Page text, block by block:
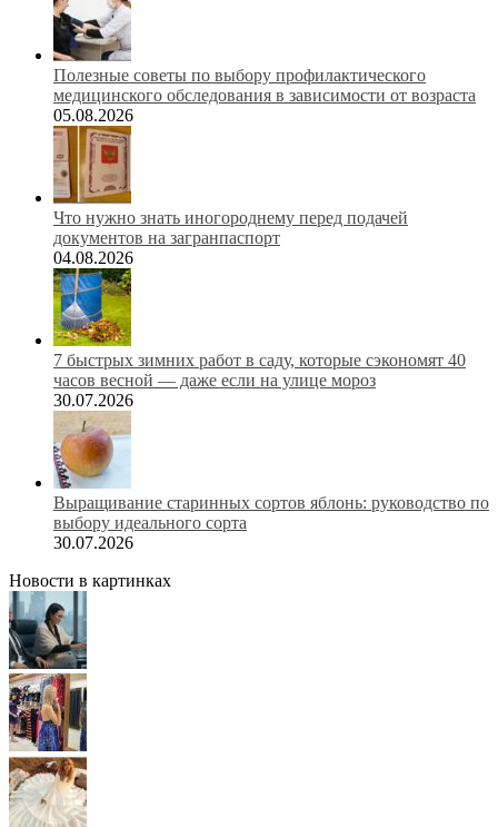
Полезные советы по выбору профилактического
медицинского обследования в зависимости от возраста
05.08.2026
Что нужно знать иногороднему перед подачей
документов на загранпаспорт
04.08.2026
7 быстрых зимних работ в саду, которые сэкономят 40
часов весной — даже если на улице мороз
30.07.2026
Выращивание старинных сортов яблонь: руководство по
выбору идеального сорта
30.07.2026
Новости в картинках